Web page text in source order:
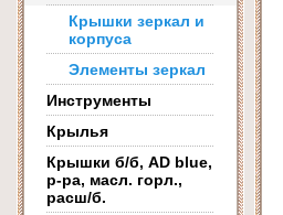
Крышки зеркал и
корпуса
Элементы зеркал
Инструменты
Крылья
Крышки б/б, AD blue,
р-ра, масл. горл.,
расш/б.